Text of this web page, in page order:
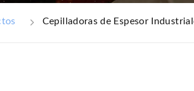
Cepilladoras de Espesor